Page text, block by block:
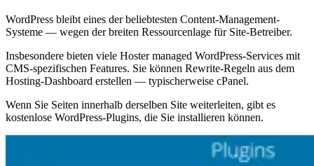
WordPress bleibt eines der beliebtesten Content-Management-
Systeme — wegen der breiten Ressourcenlage für Site-Betreiber.
Insbesondere bieten viele Hoster managed WordPress-Services mit
CMS-spezifischen Features. Sie können Rewrite-Regeln aus dem
Hosting-Dashboard erstellen — typischerweise cPanel.
Wenn Sie Seiten innerhalb derselben Site weiterleiten, gibt es
kostenlose WordPress-Plugins, die Sie installieren können.